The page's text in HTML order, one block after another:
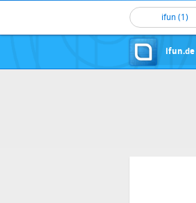
ifun (1)
ifun.de